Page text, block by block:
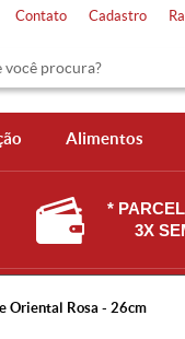
Contato Cadastro
Alimentos
*
3X
Oriental Rosa - 26cm